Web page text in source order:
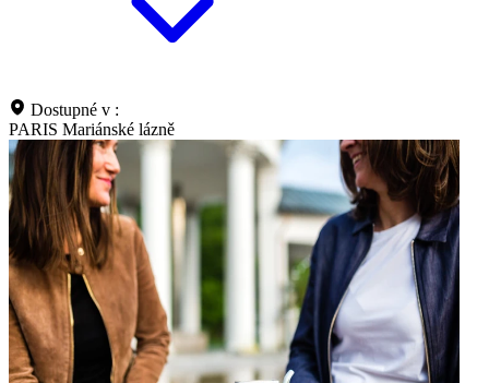
Dostupné v :
PARIS Mariánské lázně